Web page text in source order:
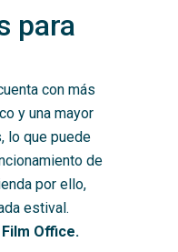
para
con más
y una mayor
lo que puede
de
por ello,
estival.
Office.